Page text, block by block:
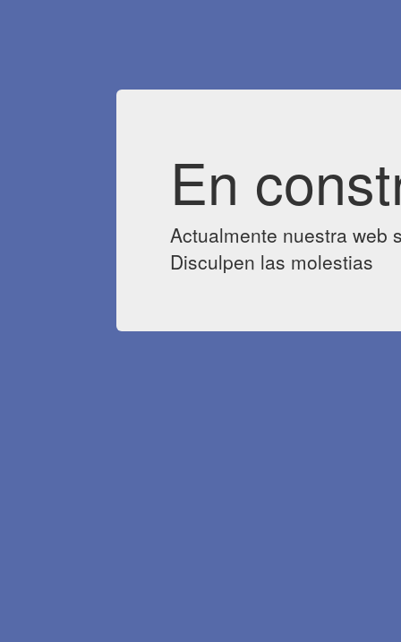
En
Actualmente nuestra web
Disculpen las molestias